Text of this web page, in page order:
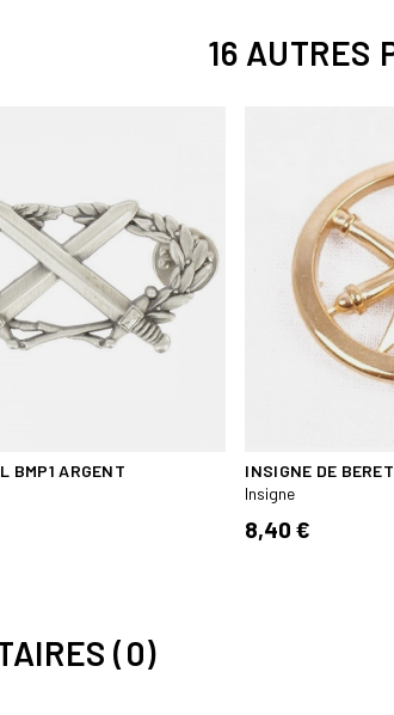
16 AUTRES
BMP1 ARGENT
INSIGNE DE
Insigne
8,40 €
(0)